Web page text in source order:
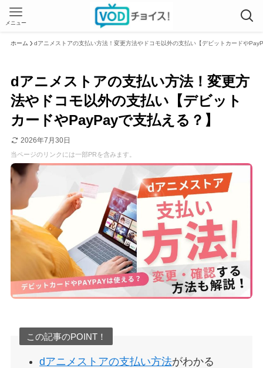
メニュー
ホーム dアニメストアの支払い方法！変更方法やドコモ以外の支払い【デビットカードや
dアニメストアの支払い方法！変更方
法やドコモ以外の支払い【デビット
カードやPayPayで支払える？】
2026年7月30日
当ページのリンクには一部PRを含みます。
この記事のPOINT！
dアニメストアの支払い方法がわかる